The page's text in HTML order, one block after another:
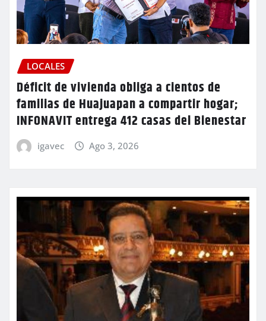
LOCALES
Déficit de vivienda obliga a cientos de
familias de Huajuapan a compartir hogar;
INFONAVIT entrega 412 casas del Bienestar
igavec Ago 3, 2026